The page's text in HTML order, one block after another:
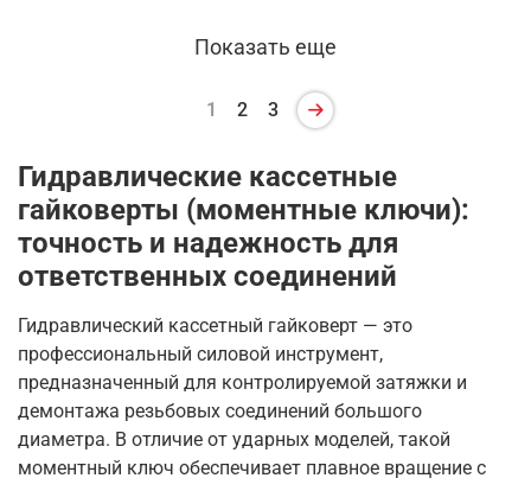
Показать еще
1 2 3
Гидравлические кассетные
гайковерты (моментные ключи):
точность и надежность для
ответственных соединений
Гидравлический кассетный гайковерт — это
профессиональный силовой инструмент,
предназначенный для контролируемой затяжки и
демонтажа резьбовых соединений большого
диаметра. В отличие от ударных моделей, такой
моментный ключ обеспечивает плавное вращение с